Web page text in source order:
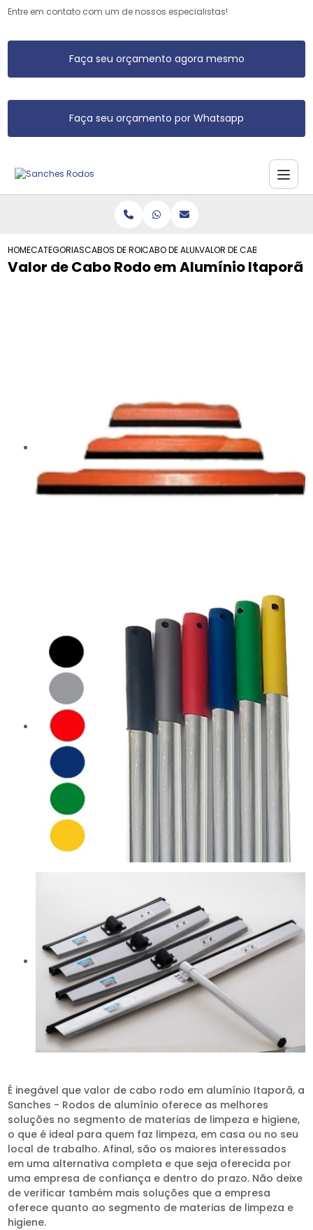
Entre em contato com um de nossos especialistas!
Faça seu orçamento agora mesmo
Faça seu orçamento por Whatsapp
HOMECATEGORIASCABOS DE RODO DE ALUMINIO
CABO DE ALUMINIO DE RODO
VALOR DE CABO RODO EM
Valor de Cabo Rodo em Alumínio Itaporã
É inegável que valor de cabo rodo em alumínio Itaporã, a
Sanches - Rodos de alumínio oferece as melhores
soluções no segmento de materias de limpeza e higiene,
o que é ideal para quem faz limpeza, em casa ou no seu
local de trabalho. Afinal, são os maiores interessados
em uma alternativa completa e que seja oferecida por
uma empresa de confiança e dentro do prazo. Não deixe
de verificar também mais soluções que a empresa
oferece quanto ao segmento de materias de limpeza e
higiene.